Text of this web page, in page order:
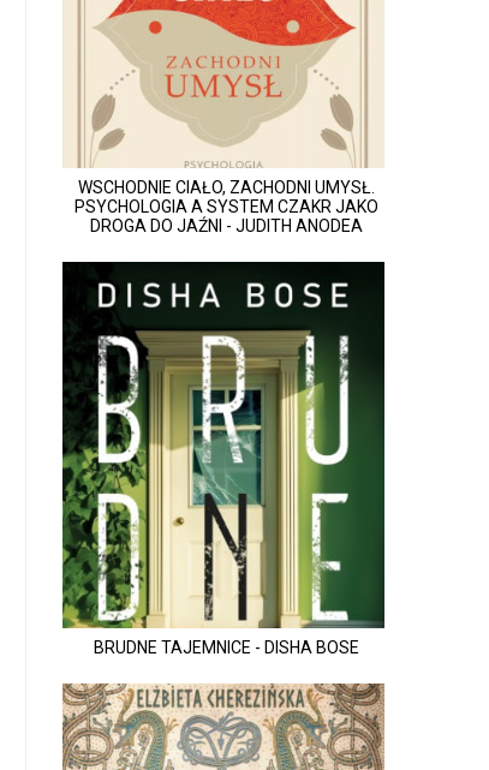
WSCHODNIE CIAŁO, ZACHODNI UMYSŁ.
PSYCHOLOGIA A SYSTEM CZAKR JAKO
DROGA DO JAŹNI - JUDITH ANODEA
BRUDNE TAJEMNICE - DISHA BOSE